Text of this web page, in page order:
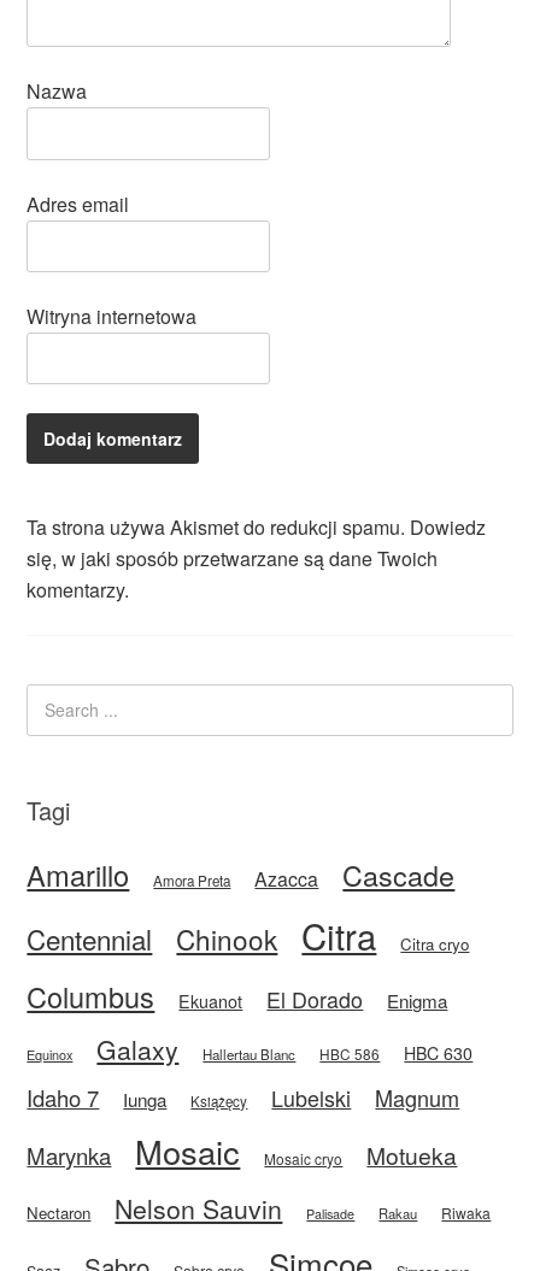
Nazwa
Adres email
Witryna internetowa
Ta strona używa Akismet do redukcji spamu. Dowiedz
się, w jaki sposób przetwarzane są dane Twoich
komentarzy.
Tagi
Amarillo Amora Preta Azacca Cascade
Centennial Chinook Citra Citra cryo
Columbus Ekuanot El Dorado Enigma
Equinox Galaxy Hallertau Blanc HBC 586 HBC 630
Idaho 7 Iunga Książęcy Lubelski
Magnum
Marynka
Mosaic Mosaic cryo Motueka
Nectaron Nelson Sauvin Palisade Rakau Riwaka